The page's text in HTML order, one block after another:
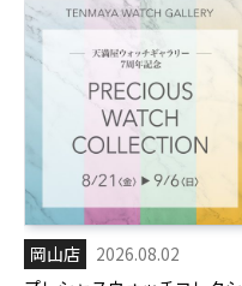
岡山店
2026.08.02